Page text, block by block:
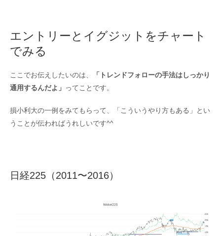
エントリーとイグジットをチャート
でみる
ここでお伝えしたいのは、
「トレンドフォローの手法はしっかり
通用するんだよ」 ってことです。
損小利大の一例をみてもらって、「こういうやり方もある」とい
うことが伝わればうれしいです^^
日経225（2011〜2016）